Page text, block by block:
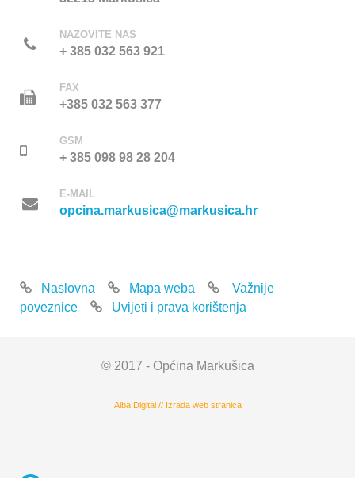
NAZOVITE NAS
+ 385 032 563 921
FAX
+385 032 563 377
GSM
+ 385 098 98 28 204
E-MAIL
opcina.markusica@markusica.hr
Naslovna Mapa weba
Važnije
poveznice
Uvijeti i prava korištenja
© 2017 - Općina Markušica
Alba Digital // Izrada web stranica